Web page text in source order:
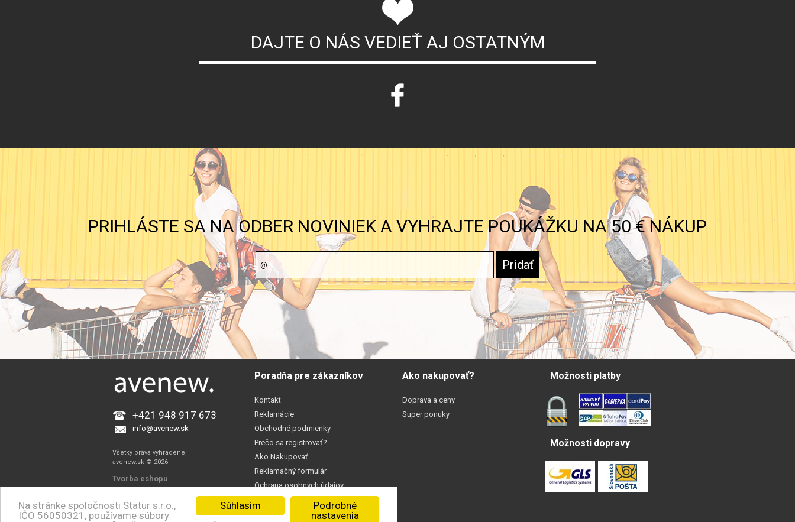
Podrobné
nastavenia
Súhlasím
Na stránke spoločnosti Statur s.r.o.,
IČO 56050321, používame súbory
DAJTE O NÁS VEDIEŤ AJ OSTATNÝM
PRIHLÁSTE SA NA ODBER NOVINIEK A VYHRAJTE POUKÁŽKU NA 50 € NÁKUP
+421 948 917 673
info@avenew.sk
Všetky práva vyhradené.
avenew.sk © 2026
Tvorba eshopu:
WEBROYAL.sk
Poradňa pre zákazníkov
Kontakt
Reklamácie
Obchodné podmienky
Prečo sa registrovať?
Ako Nakupovať
Reklamačný formulár
Ochrana osobných údajov
Cookies
Ul. J. Bottu 166/1, 934 01, Levice,
Ako nakupovať?
Doprava a ceny
Super ponuky
Možnosti platby
Možnosti dopravy